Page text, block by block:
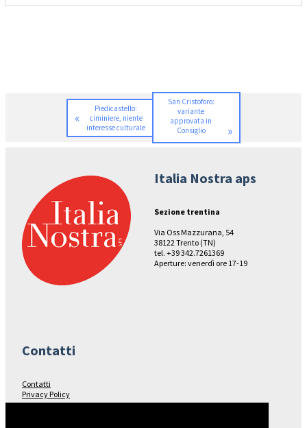
«
Piedicastello:
ciminiere, niente
interesse culturale
San Cristoforo:
variante
approvata in
Consiglio
»
Italia Nostra aps
Sezione trentina
Via Oss Mazzurana, 54
38122 Trento (TN)
tel. +39 342.7261369
Aperture: venerdì ore 17-19
Contatti
Contatti
Privacy Policy